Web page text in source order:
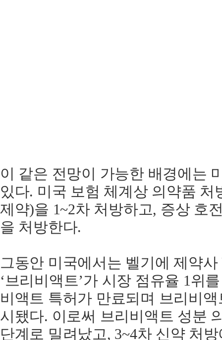
이 같은 전망이 가능한 배경에는
있다. 미국 보험 체계상 의약품 처
제약)을 1~2차 처방하고, 증상 호
을 처방한다.
그동안 미국에서는 벨기에 제약
‘브리비액트’가 시장 점유율 1위
비액트 특허가 만료되며 브리비
시됐다. 이로써 브리비액트 성분
단계로 밀려났고, 3~4차 신약 처